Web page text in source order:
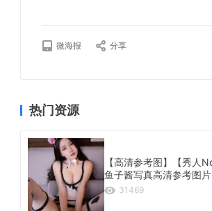
微海报 分享
热门资源
【高清参考图】【秀人
鱼子酱写真高清参考图片
31469